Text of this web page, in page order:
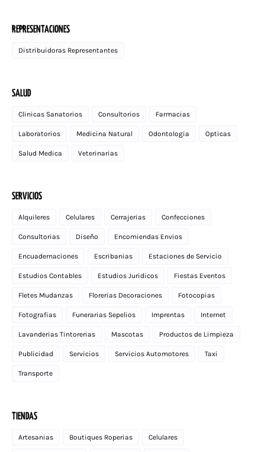
REPRESENTACIONES
Distribuidoras Representantes
SALUD
Clinicas Sanatorios Consultorios Farmacias
Laboratorios Medicina Natural Odontologia Opticas
Salud Medica Veterinarias
SERVICIOS
Alquileres Celulares Cerrajerias Confecciones
Consultorias Diseño Encomiendas Envios
Encuadernaciones Escribanias Estaciones de Servicio
Estudios Contables Estudios Juridicos Fiestas Eventos
Fletes Mudanzas Florerias Decoraciones Fotocopias
Fotografias Funerarias Sepelios Imprentas Internet
Lavanderias Tintorerias Mascotas Productos de Limpieza
Publicidad Servicios Servicios Automotores Taxi
Transporte
TIENDAS
Artesanias Boutiques Roperias Celulares